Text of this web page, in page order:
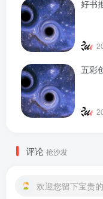
好书
五彩
评论 抢沙发
欢迎您留下宝贵